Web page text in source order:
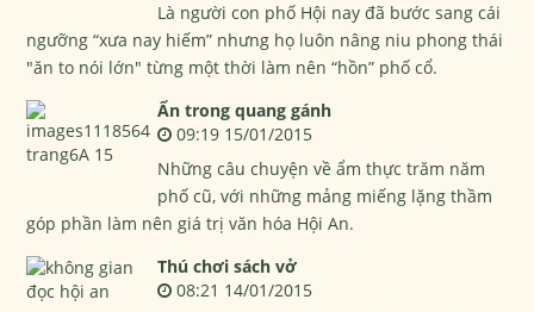
Là người con phố Hội nay đã bước sang cái
ngưỡng “xưa nay hiếm” nhưng họ luôn nâng niu phong thái
"ăn to nói lớn" từng một thời làm nên “hồn” phố cổ.
Ẩn trong quang gánh
09:19 15/01/2015
Những câu chuyện về ẩm thực trăm năm
phố cũ, với những mảng miếng lặng thầm
góp phần làm nên giá trị văn hóa Hội An.
Thú chơi sách vở
08:21 14/01/2015